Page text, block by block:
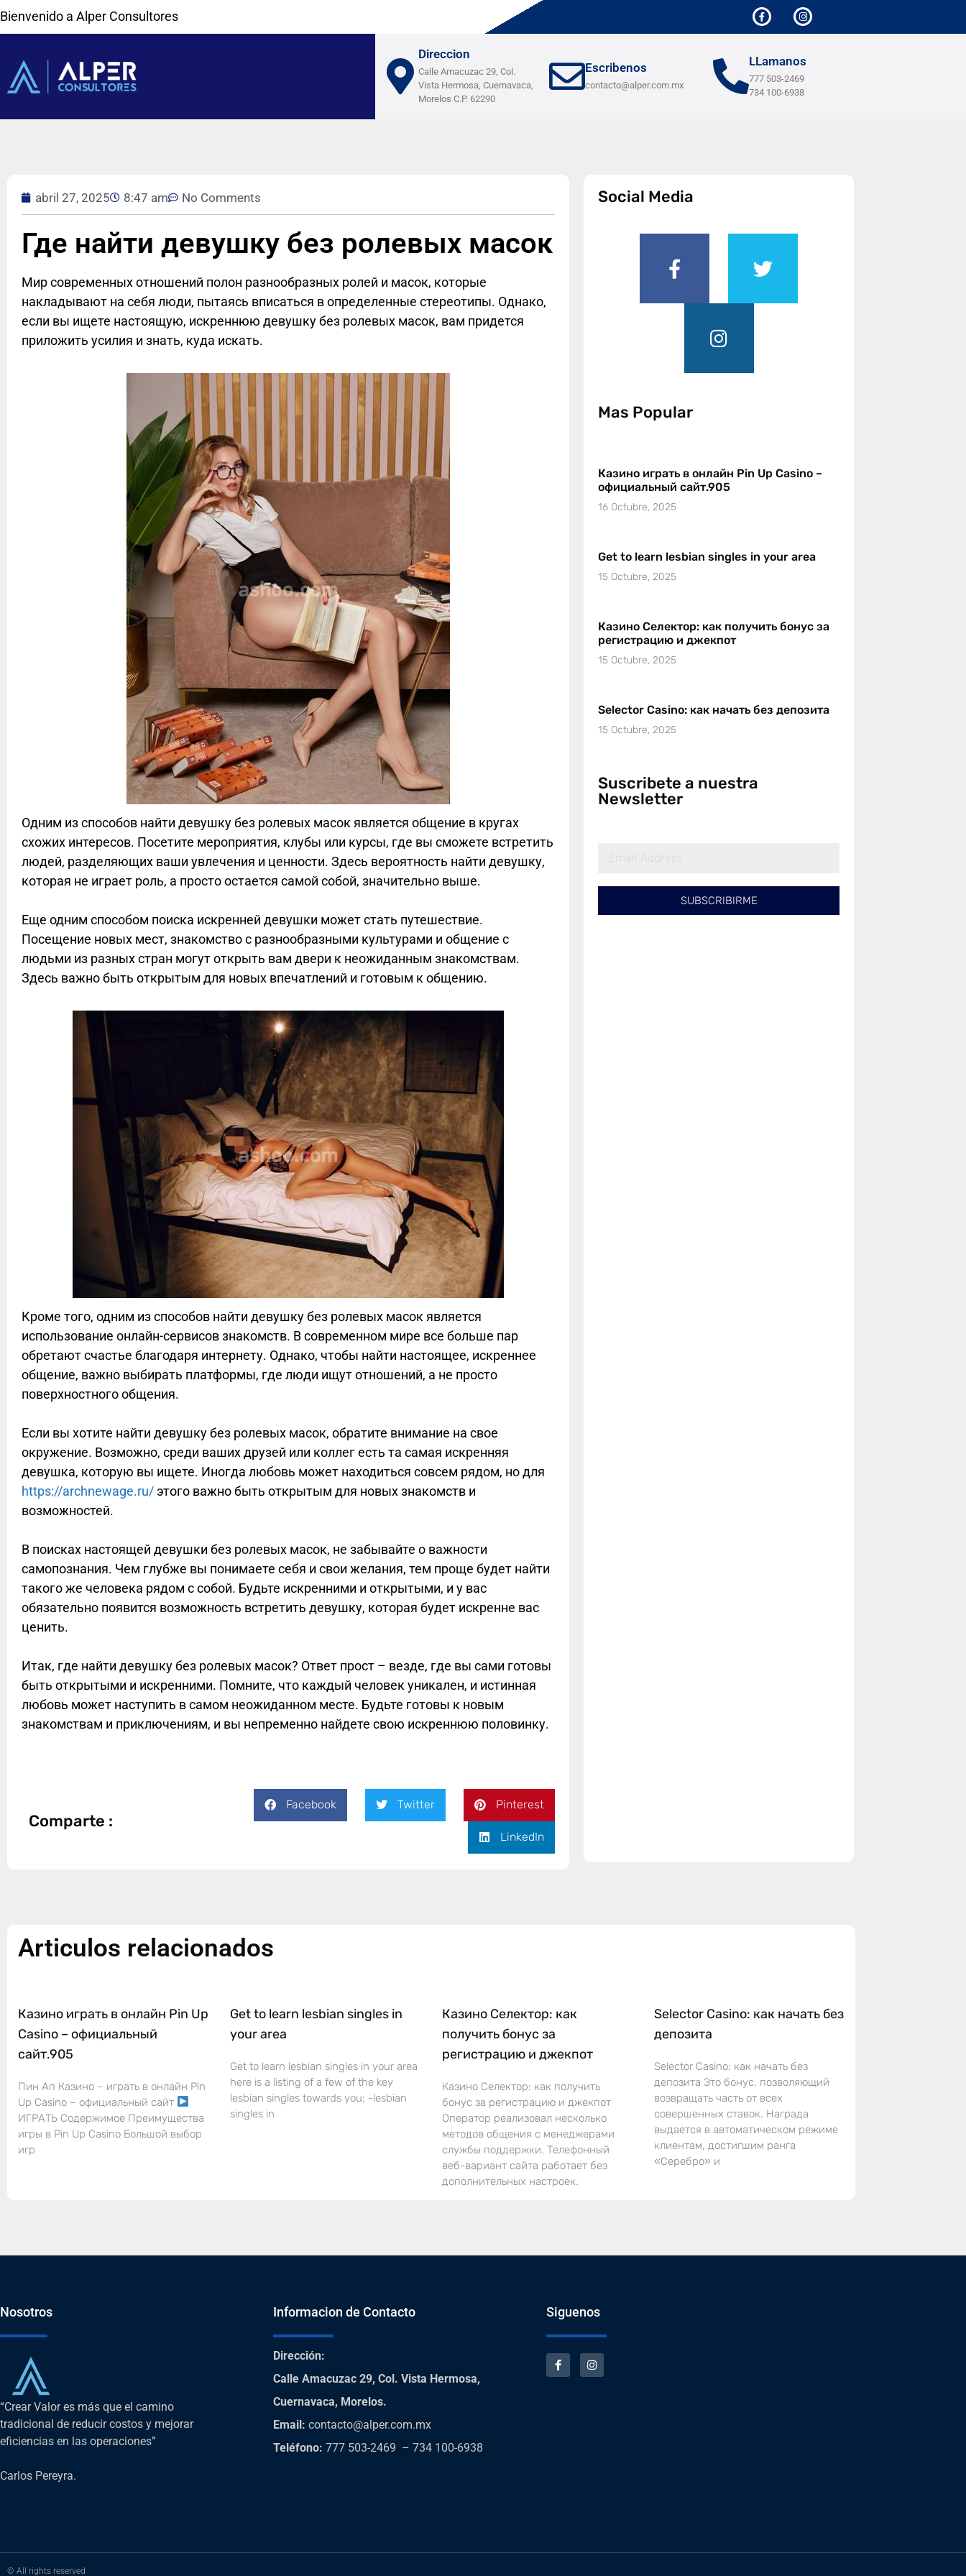
Bienvenido a Alper Consultores
Direccion
Calle Amacuzac 29, Col.
Vista Hermosa, Cuernavaca,
Morelos C.P. 62290
Escribenos
contacto@alper.com.mx
LLamanos
777 503-2469
734 100-6938
abril 27, 2025 8:47 am No Comments
Где найти девушку без ролевых масок
Мир современных отношений полон разнообразных ролей и масок, которые
накладывают на себя люди, пытаясь вписаться в определенные стереотипы. Однако,
если вы ищете настоящую, искреннюю девушку без ролевых масок, вам придется
приложить усилия и знать, куда искать.
Одним из способов найти девушку без ролевых масок является общение в кругах
схожих интересов. Посетите мероприятия, клубы или курсы, где вы сможете встретить
людей, разделяющих ваши увлечения и ценности. Здесь вероятность найти девушку,
которая не играет роль, а просто остается самой собой, значительно выше.
Еще одним способом поиска искренней девушки может стать путешествие.
Посещение новых мест, знакомство с разнообразными культурами и общение с
людьми из разных стран могут открыть вам двери к неожиданным знакомствам.
Здесь важно быть открытым для новых впечатлений и готовым к общению.
Кроме того, одним из способов найти девушку без ролевых масок является
использование онлайн-сервисов знакомств. В современном мире все больше пар
обретают счастье благодаря интернету. Однако, чтобы найти настоящее, искреннее
общение, важно выбирать платформы, где люди ищут отношений, а не просто
поверхностного общения.
Если вы хотите найти девушку без ролевых масок, обратите внимание на свое
окружение. Возможно, среди ваших друзей или коллег есть та самая искренняя
девушка, которую вы ищете. Иногда любовь может находиться совсем рядом, но для
https://archnewage.ru/ этого важно быть открытым для новых знакомств и
возможностей.
В поисках настоящей девушки без ролевых масок, не забывайте о важности
самопознания. Чем глубже вы понимаете себя и свои желания, тем проще будет найти
такого же человека рядом с собой. Будьте искренними и открытыми, и у вас
обязательно появится возможность встретить девушку, которая будет искренне вас
ценить.
Итак, где найти девушку без ролевых масок? Ответ прост – везде, где вы сами готовы
быть открытыми и искренними. Помните, что каждый человек уникален, и истинная
любовь может наступить в самом неожиданном месте. Будьте готовы к новым
знакомствам и приключениям, и вы непременно найдете свою искреннюю половинку.
Comparte :
Facebook Twitter Pinterest
LinkedIn
Social Media
Mas Popular
Казино играть в онлайн Pin Up Casino –
официальный сайт.905
16 Octubre, 2025
Get to learn lesbian singles in your area
15 Octubre, 2025
Казино Селектор: как получить бонус за
регистрацию и джекпот
15 Octubre, 2025
Selector Casino: как начать без депозита
15 Octubre, 2025
Suscribete a nuestra
Newsletter
SUBSCRIBIRME
Articulos relacionados
Казино играть в онлайн Pin Up
Casino – официальный
сайт.905
Пин Ап Казино – играть в онлайн Pin
Up Casino – официальный сайт
ИГРАТЬ Содержимое Преимущества
игры в Pin Up Casino Большой выбор
игр
Get to learn lesbian singles in
your area
Get to learn lesbian singles in your area
here is a listing of a few of the key
lesbian singles towards you: -lesbian
singles in
Казино Селектор: как
получить бонус за
регистрацию и джекпот
Казино Селектор: как получить
бонус за регистрацию и джекпот
Оператор реализовал несколько
методов общения с менеджерами
службы поддержки. Телефонный
веб-вариант сайта работает без
дополнительных настроек.
Selector Casino: как начать без
депозита
Selector Casino: как начать без
депозита Это бонус, позволяющий
возвращать часть от всех
совершенных ставок. Награда
выдается в автоматическом режиме
клиентам, достигшим ранга
«Серебро» и
Nosotros
“Crear Valor es más que el camino
tradicional de reducir costos y mejorar
eficiencias en las operaciones”
Carlos Pereyra.
Informacion de Contacto
Dirección:
Calle Amacuzac 29, Col. Vista Hermosa,
Cuernavaca, Morelos.
Email: contacto@alper.com.mx
Teléfono: 777 503-2469 – 734 100-6938
Siguenos
© All rights reserved